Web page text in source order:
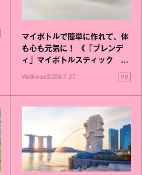
マイボトルで簡単に作れて、体
も心も元気に！ 《「ブレンデ
ィ」マイボトルスティック い
いこと毎日》シリーズが誕生
Wellness2026.7.27 PR